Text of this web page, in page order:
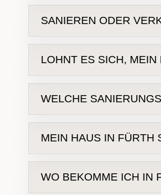
Eigentümer in Fürth
SANIEREN ODER
scheut, findet im
LOHNT ES SICH,
Das hängt von
WELCHE
Fürth hat einen
Heizungsanlage
MEIN HAUS IN FÜRTH
Fürth ist bekannt für
WO BEKOMME ICH IN